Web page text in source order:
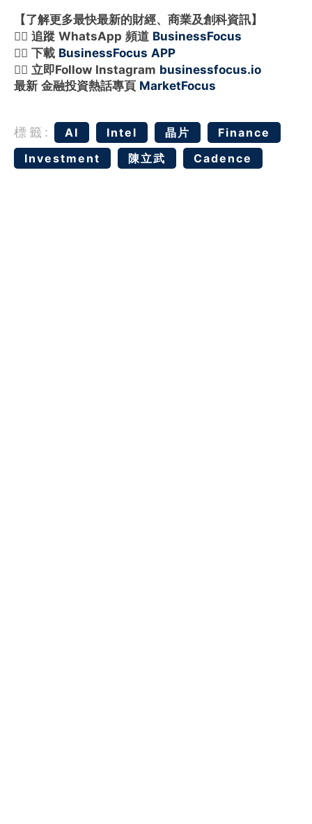
【了解更多最快最新的財經、商業及創科資訊】
👉🏻 追蹤 WhatsApp 頻道 BusinessFocus
👉🏻 下載 BusinessFocus APP
👉🏻 立即Follow Instagram businessfocus.io
最新 金融投資熱話專頁 MarketFocus
標籤: AI Intel 晶片
Finance
Investment
陳立武 Cadence